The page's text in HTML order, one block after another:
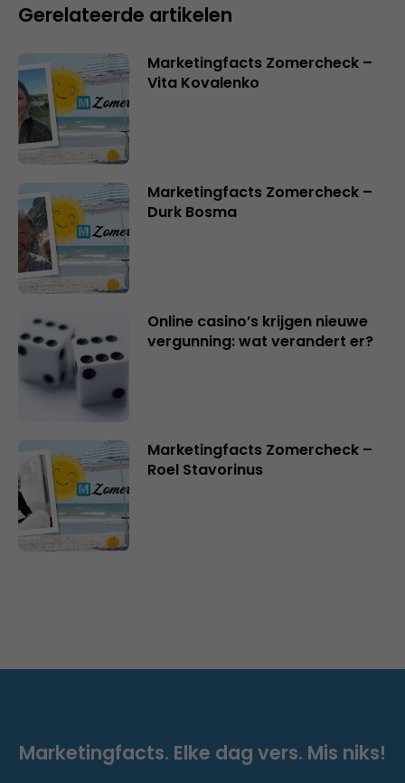
Gerelateerde artikelen
Marketingfacts Zomercheck –
Vita Kovalenko
Marketingfacts Zomercheck –
Durk Bosma
Online casino’s krijgen nieuwe
vergunning: wat verandert er?
Marketingfacts Zomercheck –
Roel Stavorinus
Marketingfacts. Elke dag vers. Mis niks!